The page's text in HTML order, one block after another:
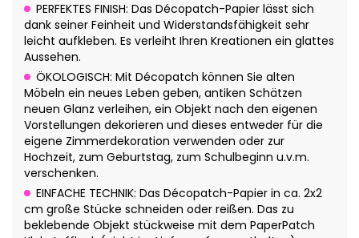
PERFEKTES FINISH: Das Décopatch-Papier lässt sich
dank seiner Feinheit und Widerstandsfähigkeit sehr
leicht aufkleben. Es verleiht Ihren Kreationen ein glattes
Aussehen.
ÖKOLOGISCH: Mit Décopatch können Sie alten
Möbeln ein neues Leben geben, antiken Schätzen
neuen Glanz verleihen, ein Objekt nach den eigenen
Vorstellungen dekorieren und dieses entweder für die
eigene Zimmerdekoration verwenden oder zur
Hochzeit, zum Geburtstag, zum Schulbeginn u.v.m.
verschenken.
EINFACHE TECHNIK: Das Décopatch-Papier in ca. 2x2
cm große Stücke schneiden oder reißen. Das zu
beklebende Objekt stückweise mit dem PaperPatch